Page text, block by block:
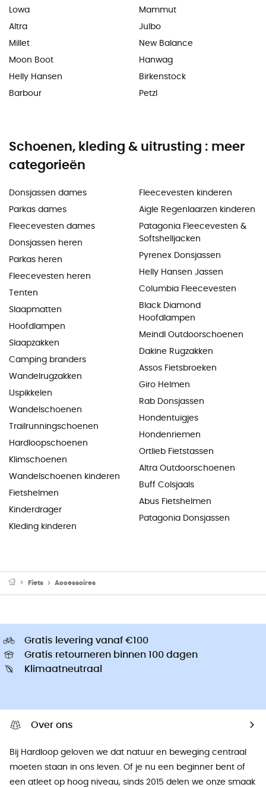
Lowa
Altra
Millet
Moon Boot
Helly Hansen
Barbour
Mammut
Julbo
New Balance
Hanwag
Birkenstock
Petzl
Schoenen, kleding & uitrusting : meer
categorieën
Donsjassen dames
Parkas dames
Fleecevesten dames
Donsjassen heren
Parkas heren
Fleecevesten heren
Tenten
Slaapmatten
Hoofdlampen
Slaapzakken
Camping branders
Wandelrugzakken
IJspikkelen
Wandelschoenen
Trailrunningschoenen
Hardloopschoenen
Klimschoenen
Wandelschoenen kinderen
Fietshelmen
Kinderdrager
Kleding kinderen
Fleecevesten kinderen
Aigle Regenlaarzen kinderen
Patagonia Fleecevesten &
Softshelljacken
Pyrenex Donsjassen
Helly Hansen Jassen
Columbia Fleecevesten
Black Diamond
Hoofdlampen
Meindl Outdoorschoenen
Dakine Rugzakken
Assos Fietsbroeken
Giro Helmen
Rab Donsjassen
Hondentuigjes
Hondenriemen
Ortlieb Fietstassen
Altra Outdoorschoenen
Buff Colsjaals
Abus Fietshelmen
Patagonia Donsjassen
Fiets Accessoires
Gratis levering vanaf €100
Gratis retourneren binnen 100 dagen
Klimaatneutraal
Over ons
Bij Hardloop geloven we dat natuur en beweging centraal
moeten staan ​​in ons leven. Of je nu een beginner bent of
een atleet op hoog niveau, sinds 2015 delen we onze smaak